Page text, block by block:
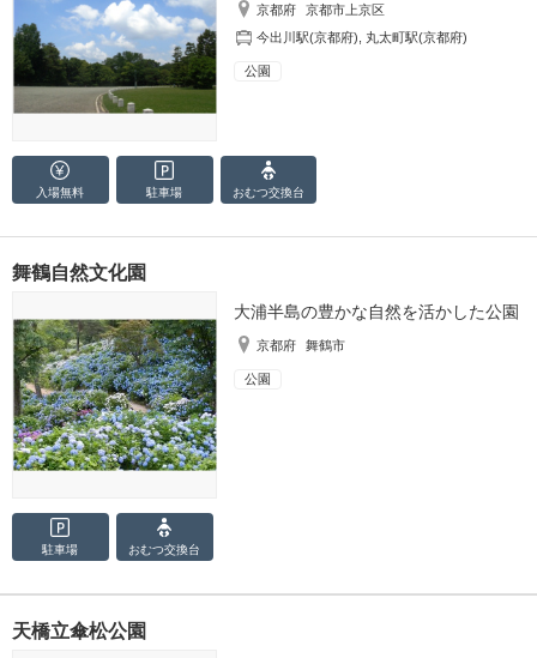
京都府
京都市上京区
今出川駅(京都府)
丸太町駅(京都府)
公園
入場無料 駐車場 おむつ交換台
舞鶴自然文化園
大浦半島の豊かな自然を活かした公園
京都府 舞鶴市
公園
駐車場 おむつ交換台
天橋立傘松公園